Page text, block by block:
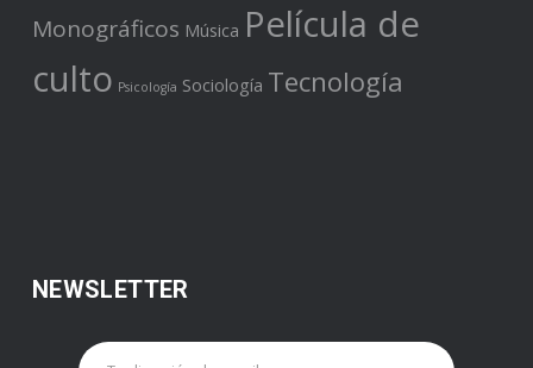
Monográficos Música Película de
culto Psicología Sociología Tecnología
NEWSLETTER